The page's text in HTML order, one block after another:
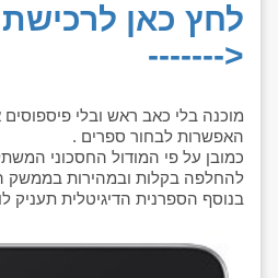
לחץ כאן
<-------
מוכנה בלי כאב ראש ובלי
האפשרות לבחור ספרים .
כמובן על פי המודול החסכוני
להחלפה בקלות ובמהירות בממשק
בנוסף הספרנית הדיגיטלית תעניק